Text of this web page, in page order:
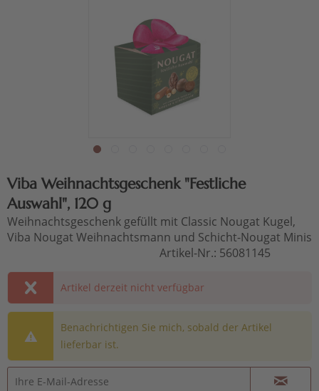
Viba Weihnachtsgeschenk "Festliche
Auswahl", 120 g
Weihnachtsgeschenk gefüllt mit Classic Nougat Kugel,
Viba Nougat Weihnachtsmann und Schicht-Nougat Minis
Artikel-Nr.: 56081145
Artikel derzeit nicht verfügbar
Benachrichtigen Sie mich, sobald der Artikel
lieferbar ist.